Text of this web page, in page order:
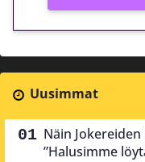
Uusimmat
Näin
”Halusimme